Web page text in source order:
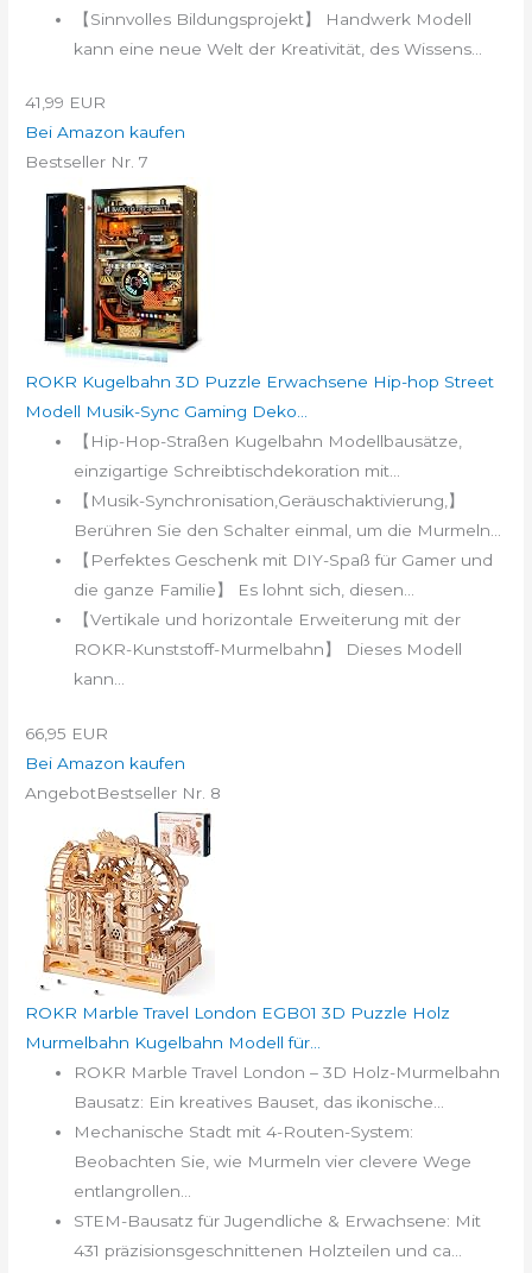
【Sinnvolles Bildungsprojekt】 Handwerk Modell
kann eine neue Welt der Kreativität, des Wissens...
41,99 EUR
Bei Amazon kaufen
Bestseller Nr. 7
ROKR Kugelbahn 3D Puzzle Erwachsene Hip-hop Street
Modell Musik-Sync Gaming Deko...
【Hip-Hop-Straßen Kugelbahn Modellbausätze,
einzigartige Schreibtischdekoration mit...
【Musik-Synchronisation,Geräuschaktivierung,】
Berühren Sie den Schalter einmal, um die Murmeln...
【Perfektes Geschenk mit DIY-Spaß für Gamer und
die ganze Familie】 Es lohnt sich, diesen...
【Vertikale und horizontale Erweiterung mit der
ROKR-Kunststoff-Murmelbahn】 Dieses Modell
kann...
66,95 EUR
Bei Amazon kaufen
AngebotBestseller Nr. 8
ROKR Marble Travel London EGB01 3D Puzzle Holz
Murmelbahn Kugelbahn Modell für...
ROKR Marble Travel London – 3D Holz-Murmelbahn
Bausatz: Ein kreatives Bauset, das ikonische...
Mechanische Stadt mit 4-Routen-System:
Beobachten Sie, wie Murmeln vier clevere Wege
entlangrollen...
STEM-Bausatz für Jugendliche & Erwachsene: Mit
431 präzisionsgeschnittenen Holzteilen und ca...